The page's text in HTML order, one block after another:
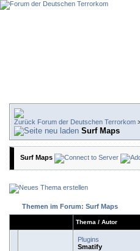
Forum der Deutschen Terrorkom
Surf Maps
Surf Maps
Themen im Forum: Surf Maps
Thema / Autor
Plugins
Smatify